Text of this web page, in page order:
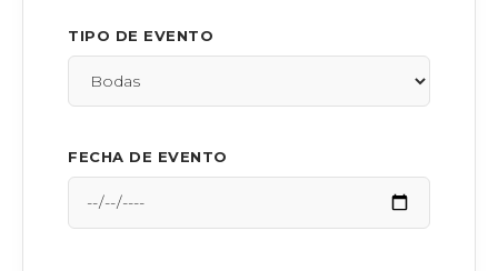
TIPO DE EVENTO
FECHA DE EVENTO